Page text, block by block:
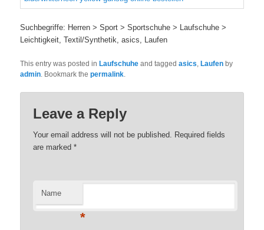
Suchbegriffe: Herren > Sport > Sportschuhe > Laufschuhe >
Leichtigkeit, Textil/Synthetik, asics, Laufen
This entry was posted inLaufschuhe and taggedasics,Laufen by
admin. Bookmark thepermalink.
Leave a Reply
Your email address will not be published. Required fields
are marked*
Name
*